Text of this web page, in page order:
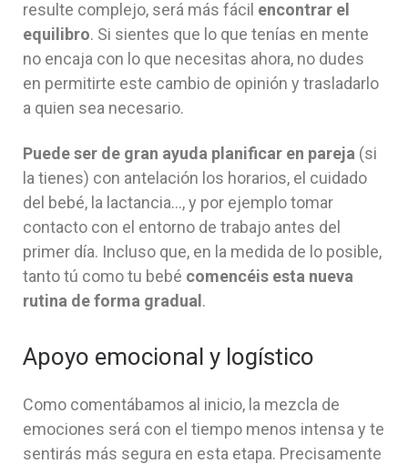
resulte complejo, será más fácil encontrar el
equilibro. Si sientes que lo que tenías en mente
no encaja con lo que necesitas ahora, no dudes
en permitirte este cambio de opinión y trasladarlo
a quien sea necesario.
Puede ser de gran ayuda planificar en pareja (si
la tienes) con antelación los horarios, el cuidado
del bebé, la lactancia…, y por ejemplo tomar
contacto con el entorno de trabajo antes del
primer día. Incluso que, en la medida de lo posible,
tanto tú como tu bebé comencéis esta nueva
rutina de forma gradual.
Apoyo emocional y logístico
Como comentábamos al inicio, la mezcla de
emociones será con el tiempo menos intensa y te
sentirás más segura en esta etapa. Precisamente